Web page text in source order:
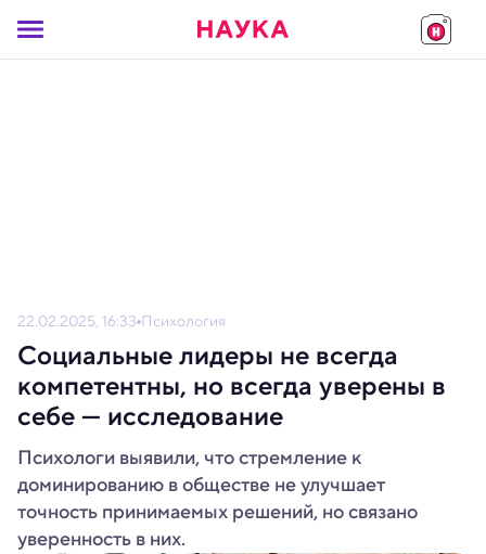
22.02.2025, 16:33 Психология
Социальные лидеры не всегда
компетентны, но всегда уверены в
себе — исследование
Психологи выявили, что стремление к
доминированию в обществе не улучшает
точность принимаемых решений, но связано
уверенность в них.